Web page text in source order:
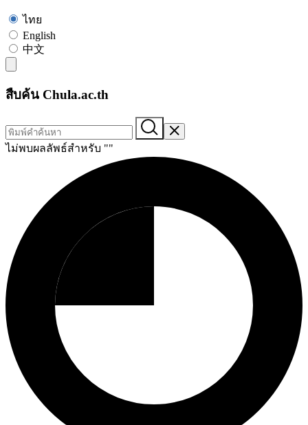
ไทย
English
中文
สืบค้น Chula.ac.th
ไม่พบผลลัพธ์สำหรับ ""